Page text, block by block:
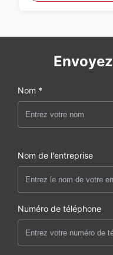
Nom *
Nom de l'entreprise
Numéro de téléphone